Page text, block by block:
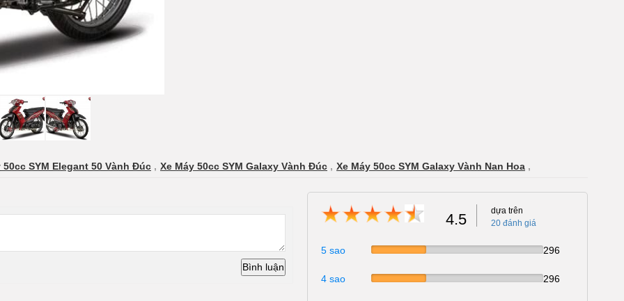
50cc SYM Elegant 50 Vành Đúc , Xe Máy 50cc SYM Galaxy Vành Đúc , Xe Máy 50cc SYM Galaxy Vành Nan Hoa ,
4.5
dựa trên
20đánh giá
5 sao 296
4 sao 296